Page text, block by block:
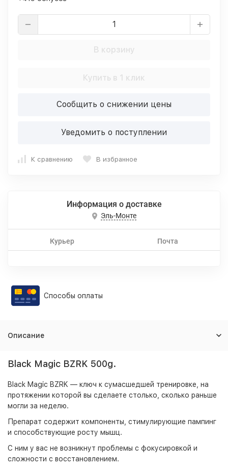
В корзину
Купить в 1 клик
Сообщить о снижении цены
Уведомить о поступлении
К сравнению В избранное
Информация о доставке
Эль-Монте
Курьер Почта
Способы оплаты
Описание
Black Magic BZRK 500g.
Black Magic BZRK — ключ к сумасшедшей тренировке, на
протяжении которой вы сделаете столько, сколько раньше
могли за неделю.
Препарат содержит компоненты, стимулирующие пампинг
и способствующие росту мышц.
С ним у вас не возникнут проблемы с фокусировкой и
сложности с восстановлением.